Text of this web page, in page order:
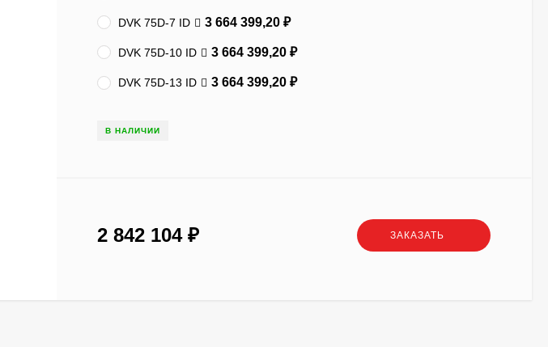
DVK 75D-7 ID 3 664 399,20 ₽
DVK 75D-10 ID 3 664 399,20 ₽
DVK 75D-13 ID 3 664 399,20 ₽
В НАЛИЧИИ
2 842 104 ЗАКАЗАТЬ